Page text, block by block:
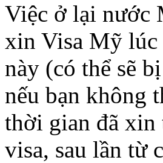
Việc ở lại nước
xin Visa Mỹ lúc
này (có thể sẽ
nếu bạn không
thời gian đã xin
visa, sau lần từ